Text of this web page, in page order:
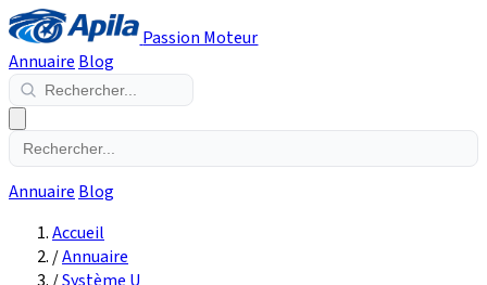
Passion Moteur
Annuaire Blog
Annuaire Blog
Accueil
/Annuaire